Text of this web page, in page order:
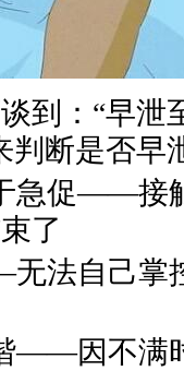
：“早泄
判断是否早
促——接
了
自己掌
因不满